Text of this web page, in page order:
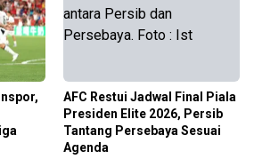
AFC Restui Jadwal Final Piala
Presiden Elite 2026, Persib
Tantang Persebaya Sesuai
Agenda